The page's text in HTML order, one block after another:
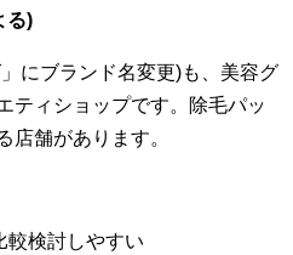
る)
にブランド名変更)も、美容グ
ティショップです。除毛パッ
店舗があります。
較検討しやすい